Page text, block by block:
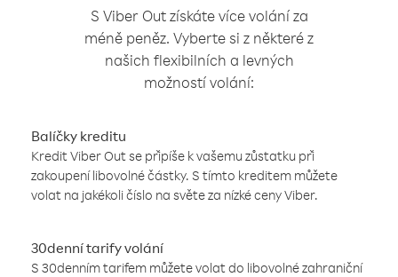
S Viber Out získáte více volání za
méně peněz. Vyberte si z některé z
našich flexibilních a levných
možností volání:
Balíčky kreditu
Kredit Viber Out se připíše k vašemu zůstatku při
zakoupení libovolné částky. S tímto kreditem můžete
volat na jakékoli číslo na světe za nízké ceny Viber.
30denní tarify volání
S 30denním tarifem můžete volat do libovolné zahraniční